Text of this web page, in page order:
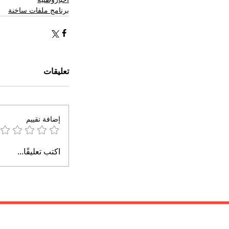
برنامج ملفات ساخنة
تعليقات
إضافة تقييم
اكتب تعليقًا...